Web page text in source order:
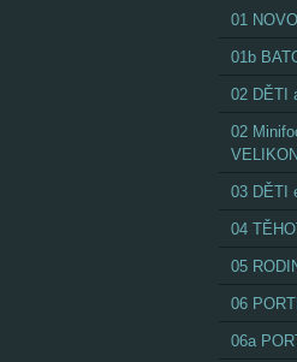
01
01b
02 DĚTI
02
03 DĚTI
04
05
06
06a